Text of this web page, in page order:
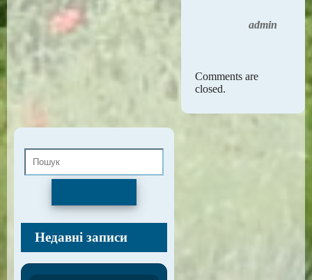
admin
Comments are
closed.
Недавні записи